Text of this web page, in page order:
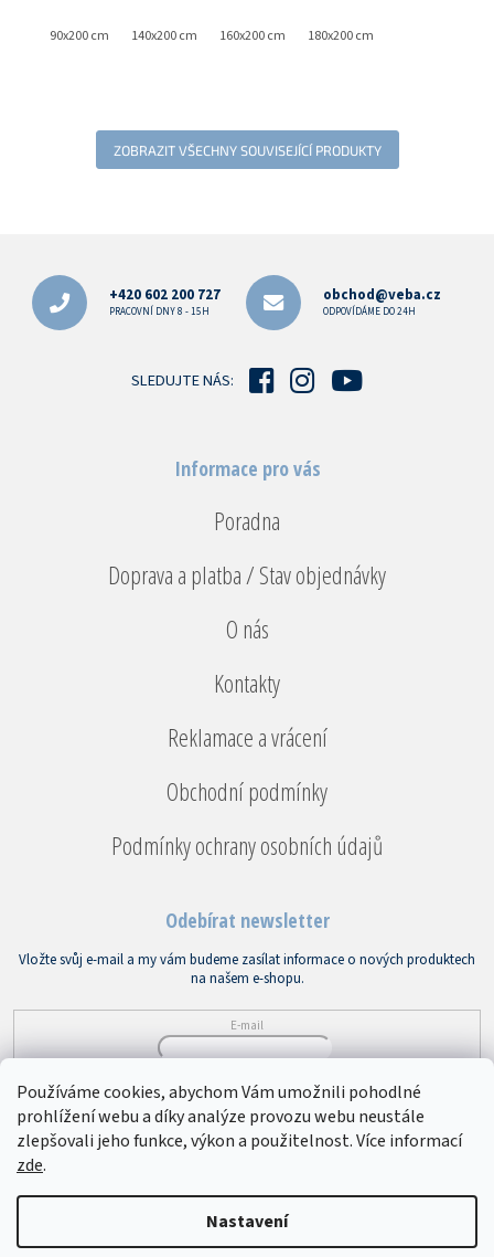
Používáme cookies, abychom Vám umožnili pohodlné
prohlížení webu a díky analýze provozu webu neustále
zlepšovali jeho funkce, výkon a použitelnost. Více informací
zde.
Nastavení
90x200 cm 140x200 cm 160x200 cm 180x200 cm
ZOBRAZIT VŠECHNY SOUVISEJÍCÍ PRODUKTY
+420 602 200 727
PRACOVNÍ DNY 8 - 15H
obchod@veba.cz
ODPOVÍDÁME DO 24H
SLEDUJTE NÁS:
Informace pro vás
Poradna
Doprava a platba / Stav objednávky
O nás
Kontakty
Reklamace a vrácení
Obchodní podmínky
Podmínky ochrany osobních údajů
Odebírat newsletter
Vložte svůj e-mail a my vám budeme zasílat informace o nových produktech
na našem e-shopu.
E-mail
PŘIHLÁSIT SE
Bytový textil VEBA . Všechna práva vyhrazena.
nastavení cookies